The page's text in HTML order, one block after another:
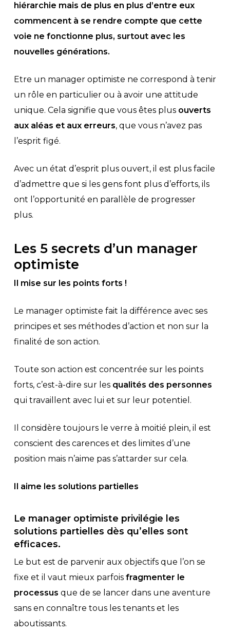
hiérarchie mais de plus en plus d’entre eux
commencent à se rendre compte que cette
voie ne fonctionne plus, surtout avec les
nouvelles générations.
Etre un manager optimiste ne correspond à tenir
un rôle en particulier ou à avoir une attitude
unique. Cela signifie que vous êtes plus ouverts
aux aléas et aux erreurs, que vous n’avez pas
l’esprit figé.
Avec un état d’esprit plus ouvert, il est plus facile
d’admettre que si les gens font plus d’efforts, ils
ont l’opportunité en parallèle de progresser
plus.
Les 5 secrets d’un manager
optimiste
Il mise sur les points forts !
Le manager optimiste fait la différence avec ses
principes et ses méthodes d’action et non sur la
finalité de son action.
Toute son action est concentrée sur les points
forts, c’est-à-dire sur les qualités des personnes
qui travaillent avec lui et sur leur potentiel.
Il considère toujours le verre à moitié plein, il est
conscient des carences et des limites d’une
position mais n’aime pas s’attarder sur cela.
Il aime les solutions partielles
Le manager optimiste privilégie les
solutions partielles dès qu’elles sont
efficaces.
Le but est de parvenir aux objectifs que l’on se
fixe et il vaut mieux parfois fragmenter le
processus que de se lancer dans une aventure
sans en connaître tous les tenants et les
aboutissants.